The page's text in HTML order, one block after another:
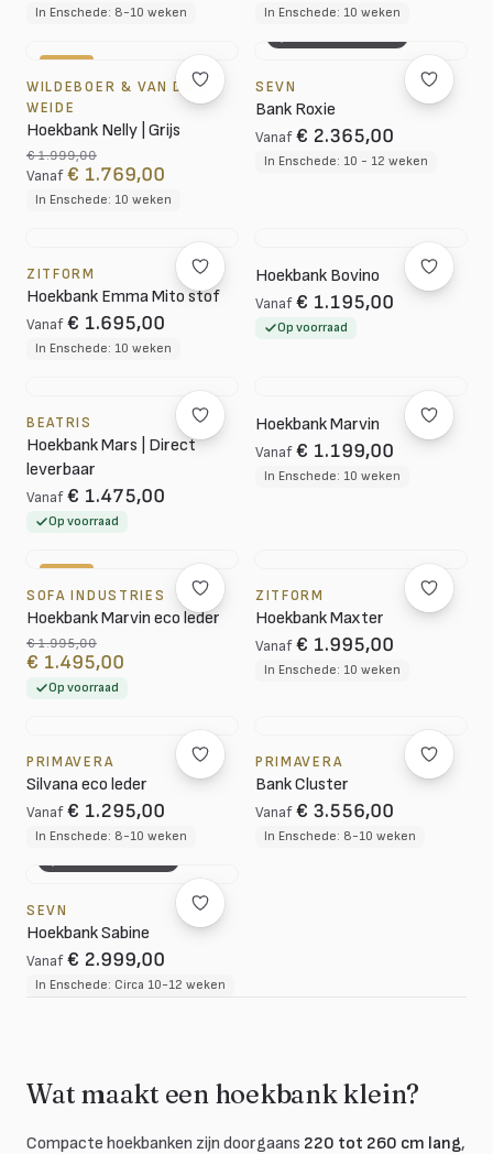
In Enschede: 8-10 weken In Enschede: 10 weken
WILDEBOER & VAN DER
WEIDE
Hoekbank Nelly | Grijs
€ 1.999,00
Vanaf € 1.769,00
In Enschede: 10 weken
SEVN
Bank Roxie
Vanaf € 2.365,00
In Enschede: 10 - 12 weken
ZITFORM
Hoekbank Emma Mito stof
Vanaf € 1.695,00
In Enschede: 10 weken
Hoekbank Bovino
Vanaf € 1.195,00
Op voorraad
BEATRIS
Hoekbank Mars | Direct
leverbaar
Vanaf € 1.475,00
Op voorraad
Hoekbank Marvin
Vanaf € 1.199,00
In Enschede: 10 weken
SOFA INDUSTRIES
Hoekbank Marvin eco leder
€ 1.995,00
€ 1.495,00
Op voorraad
ZITFORM
Hoekbank Maxter
Vanaf € 1.995,00
In Enschede: 10 weken
PRIMAVERA
Silvana eco leder
Vanaf € 1.295,00
In Enschede: 8-10 weken
PRIMAVERA
Bank Cluster
Vanaf € 3.556,00
In Enschede: 8-10 weken
SEVN
Hoekbank Sabine
Vanaf € 2.999,00
In Enschede: Circa 10-12 weken
Wat maakt een hoekbank klein?
Compacte hoekbanken zijn doorgaans 220 tot 260 cm lang,